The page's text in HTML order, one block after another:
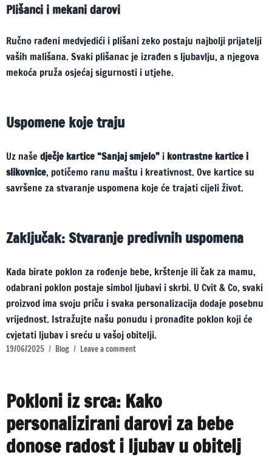
Plišanci i mekani darovi
Ručno rađeni medvjedići i plišani zeko postaju najbolji prijatelji
vaših mališana. Svaki plišanac je izrađen s ljubavlju, a njegova
mekoća pruža osjećaj sigurnosti i utjehe.
Uspomene koje traju
Uz našedječje kartice “Sanjaj smjelo” i kontrastne kartice i
slikovnice, potičemo ranu maštu i kreativnost. Ove kartice su
savršene za stvaranje uspomena koje će trajati cijeli život.
Zaključak: Stvaranje predivnih uspomena
Kada birate poklon za rođenje bebe, krštenje ili čak za mamu,
odabrani poklon postaje simbol ljubavi i skrbi. U Cvit & Co, svaki
proizvod ima svoju priču i svaka personalizacija dodaje posebnu
vrijednost. Istražujte našu ponudu i pronađite poklon koji će
cvjetati ljubav i sreću u vašoj obitelji.
19/06/2025 Blog Leave a comment
Pokloni iz srca: Kako
personalizirani darovi za bebe
donose radost i ljubav u obitelj